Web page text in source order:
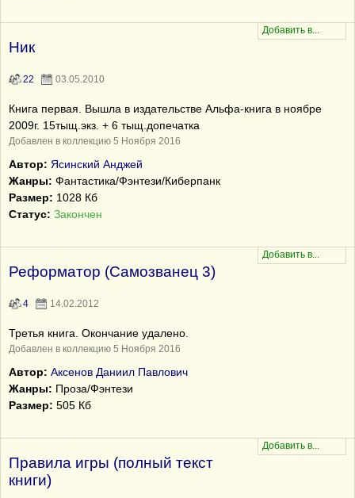
Ник
22 03.05.2010
Книга первая. Вышла в издательстве Альфа-книга в ноябре
2009г. 15тыщ.экз. + 6 тыщ.допечатка
Добавлен в коллекцию 5 Ноября 2016
Автор: Ясинский Анджей
Жанры: Фантастика/Фэнтези/Киберпанк
Размер: 1028 Кб
Статус: Закончен
Реформатор (Самозванец 3)
4 14.02.2012
Третья книга. Окончание удалено.
Добавлен в коллекцию 5 Ноября 2016
Автор: Аксенов Даниил Павлович
Жанры: Проза/Фэнтези
Размер: 505 Кб
Правила игры (полный текст
книги)